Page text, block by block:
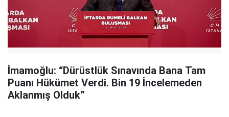
İmamoğlu: “Dürüstlük Sınavında Bana Tam
Puanı Hükümet Verdi. Bin 19 İncelemeden
Aklanmış Olduk”